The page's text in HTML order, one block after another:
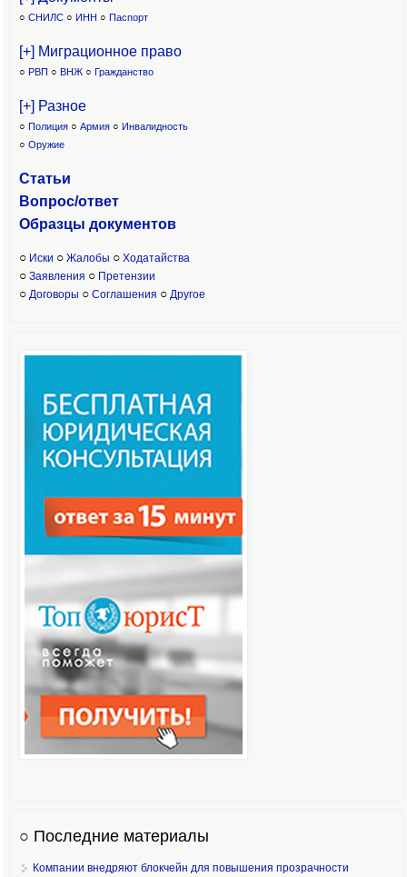
○ СНИЛС ○ ИНН ○ Паспорт
[+] Миграционное право
○ РВП ○ ВНЖ ○ Гражданство
[+] Разное
○ Полиция ○ Армия ○ Инвалидность
○ Оружие
Статьи
Вопрос/ответ
Образцы документов
○ Иски ○ Жалобы ○ Ходатайства
○ Заявления ○ Претензии
○ Договоры ○ Соглашения ○ Другое
○ Последние материалы
Компании внедряют блокчейн для повышения прозрачности